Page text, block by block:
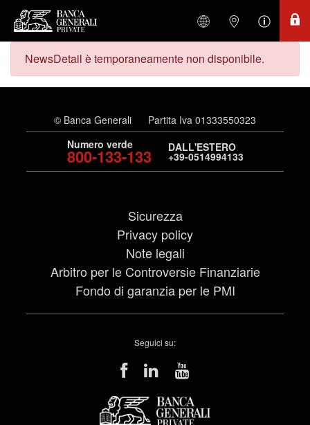
NewsDetail è temporaneamente non disponibile.
© Banca Generali
Partita Iva 01333550323
Numero verde
800-133-133 DALL'ESTERO
+39-0514994133
Sicurezza
Privacy policy
Note legali
Arbitro per le Controversie Finanziarie
Fondo di garanzia per le PMI
Seguici su: